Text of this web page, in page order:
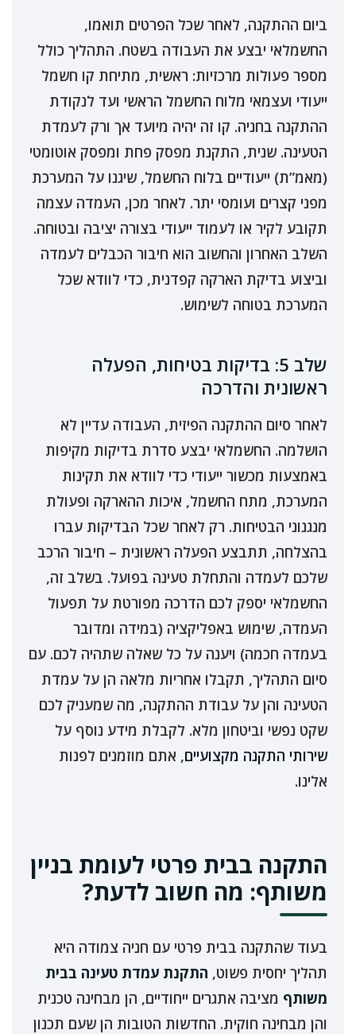
ביום ההתקנה, לאחר שכל הפרטים תואמו,
החשמלאי יבצע את העבודה בשטח. התהליך כולל
מספר פעולות מרכזיות: ראשית, מתיחת קו חשמל
ייעודי ועצמאי מלוח החשמל הראשי ועד לנקודת
ההתקנה בחניה. קו זה יהיה מיועד אך ורק לעמדת
הטעינה. שנית, התקנת מפסק פחת ומפסק אוטומטי
(מאמ”ת) ייעודיים בלוח החשמל, שיגנו על המערכת
מפני קצרים ועומסי יתר. לאחר מכן, העמדה עצמה
תקובע לקיר או לעמוד ייעודי בצורה יציבה ובטוחה.
השלב האחרון והחשוב הוא חיבור הכבלים לעמדה
וביצוע בדיקת הארקה קפדנית, כדי לוודא שכל
המערכת בטוחה לשימוש.
שלב 5: בדיקות בטיחות, הפעלה
ראשונית והדרכה
לאחר סיום ההתקנה הפיזית, העבודה עדיין לא
הושלמה. החשמלאי יבצע סדרת בדיקות מקיפות
באמצעות מכשור ייעודי כדי לוודא את תקינות
המערכת, מתח החשמל, איכות ההארקה ופעולת
מנגנוני הבטיחות. רק לאחר שכל הבדיקות עברו
בהצלחה, תתבצע הפעלה ראשונית – חיבור הרכב
שלכם לעמדה והתחלת טעינה בפועל. בשלב זה,
החשמלאי יספק לכם הדרכה מפורטת על תפעול
העמדה, שימוש באפליקציה (במידה ומדובר
בעמדה חכמה) ויענה על כל שאלה שתהיה לכם. עם
סיום התהליך, תקבלו אחריות מלאה הן על עמדת
הטעינה והן על עבודת ההתקנה, מה שמעניק לכם
שקט נפשי וביטחון מלא. לקבלת מידע נוסף על
שירותי התקנה מקצועיים, אתם מוזמנים לפנות
אלינו.
התקנה בבית פרטי לעומת בניין
משותף: מה חשוב לדעת?
בעוד שהתקנה בבית פרטי עם חניה צמודה היא
תהליך יחסית פשוט, התקנת עמדת טעינה בבית
משותף מציבה אתגרים ייחודיים, הן מבחינה טכנית
והן מבחינה חוקית. החדשות הטובות הן שעם תכנון